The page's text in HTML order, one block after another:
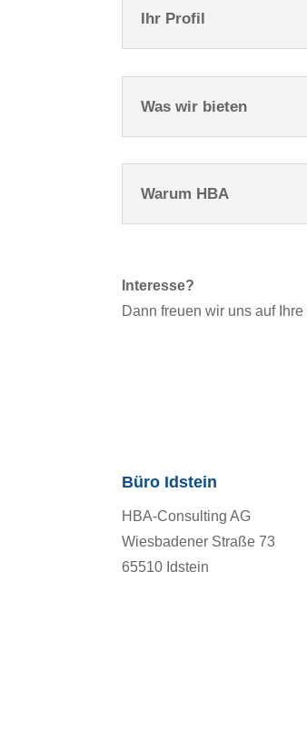
Ihr Profil
Was wir bieten
Warum HBA
Interesse?
Dann freuen wir uns auf
Büro Idstein
HBA-Consulting AG
Wiesbadener Straße 73
65510 Idstein